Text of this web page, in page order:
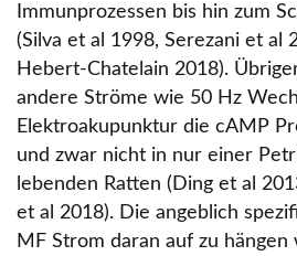
Immunprozessen bis hin zum
(Silva et al 1998, Serezani et al
Hebert-Chatelain 2018).
andere Ströme wie 50 Hz
Elektroakupunktur die cAMP
und zwar nicht in nur einer
lebenden Ratten (Ding et al
et al 2018). Die angeblich
MF Strom daran auf zu